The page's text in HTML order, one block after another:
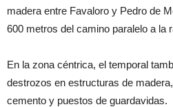
madera entre Favaloro y Pedro de
600 metros del camino paralelo a la
En la zona céntrica, el temporal
destrozos en estructuras de
cemento y puestos de guardavidas.